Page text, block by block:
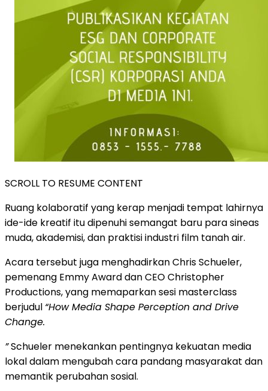
SCROLL TO RESUME CONTENT
Ruang kolaboratif yang kerap menjadi tempat lahirnya
ide-ide kreatif itu dipenuhi semangat baru para sineas
muda, akademisi, dan praktisi industri film tanah air.
Acara tersebut juga menghadirkan Chris Schueler,
pemenang Emmy Award dan CEO Christopher
Productions, yang memaparkan sesi masterclass
berjudul “How Media Shape Perception and Drive
Change.
”Schueler menekankan pentingnya kekuatan media
lokal dalam mengubah cara pandang masyarakat dan
memantik perubahan sosial.